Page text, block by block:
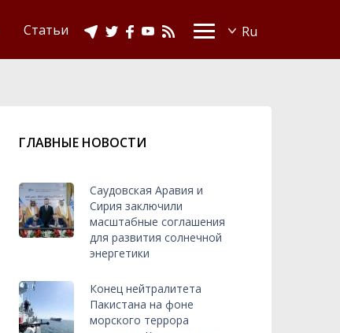
Статьи
ГЛАВНЫЕ НОВОСТИ
Саудовская Аравия и
Сирия заключили
масштабные соглашения
для развития солнечной
энергетики
Конец нейтралитета
Пакистана на фоне
морского террора